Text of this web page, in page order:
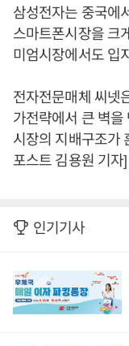
삼성전자는 중국에
스마트폰시장을 크
미엄시장에서도 입
전자전문매체 씨넷
가전략에서 큰 벽
시장의 지배구조가
포스트 김용원 기자]
인기기사